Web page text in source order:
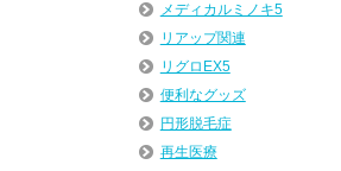
メディカルミノキ5
リアップ関連
リグロEX5
便利なグッズ
円形脱毛症
再生医療